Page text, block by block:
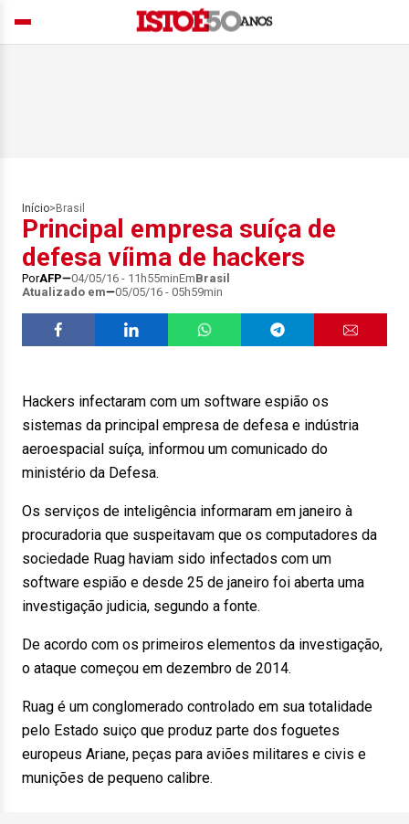
Início> Brasil
Principal empresa suíça de
defesa víima de hackers
PorAFP 04/05/16 - 11h55minEmBrasil
Atualizado em
05/05/16 - 05h59min
Hackers infectaram com um software espião os
sistemas da principal empresa de defesa e indústria
aeroespacial suíça, informou um comunicado do
ministério da Defesa.
Os serviços de inteligência informaram em janeiro à
procuradoria que suspeitavam que os computadores da
sociedade Ruag haviam sido infectados com um
software espião e desde 25 de janeiro foi aberta uma
investigação judicia, segundo a fonte.
De acordo com os primeiros elementos da investigação,
o ataque começou em dezembro de 2014.
Ruag é um conglomerado controlado em sua totalidade
pelo Estado suiço que produz parte dos foguetes
europeus Ariane, peças para aviões militares e civis e
munições de pequeno calibre.